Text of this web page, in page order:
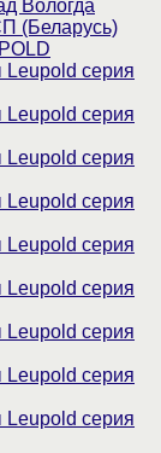
Вологда
(Беларусь)
Leupold серия
Leupold серия
Leupold серия
Leupold серия
Leupold серия
Leupold серия
Leupold серия
Leupold серия
Leupold серия